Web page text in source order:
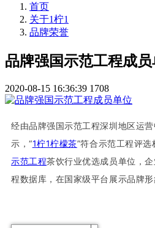
首页
关于1柠1
品牌荣誉
品牌强国示范工程成员
2020-08-15 16:36:39 1708
经由品牌强国示范工程深圳地区运
示，“1柠1柠檬茶”符合示范工程评选
示范工程茶饮行业优选成员单位，
程数据库，在国家级平台展示品牌形